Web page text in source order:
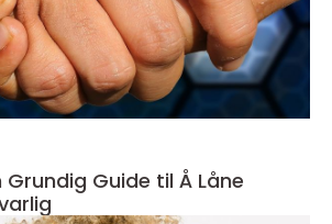
Grundig Guide til Å Låne